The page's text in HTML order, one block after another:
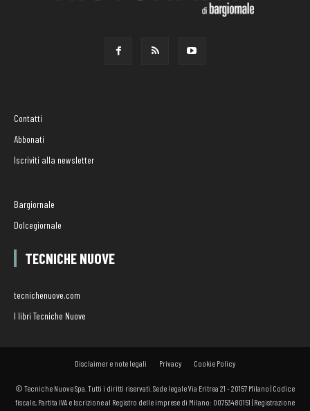
Contatti
Abbonati
Iscriviti alla newsletter
Bargiornale
Dolcegiornale
TECNICHE NUOVE
tecnichenuove.com
I libri Tecniche Nuove
Disclaimer e note legali Privacy Cookie Policy
© Tecniche Nuove Spa. Tutti i diritti riservati. Sede legale Via Eritrea 21 - 20157 Milano | Codice
fiscale, Partita IVA e Iscrizione al Registro delle imprese di Milano: 00753480151 | Registrazione